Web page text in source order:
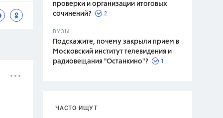
проверки и организации итоговых
сочинений?
2
ВУЗЫ
Подскажите, почему закрыли прием в
Московский институт телевидения и
радиовещания "Останкино"?
1
ЧАСТО ИЩУТ